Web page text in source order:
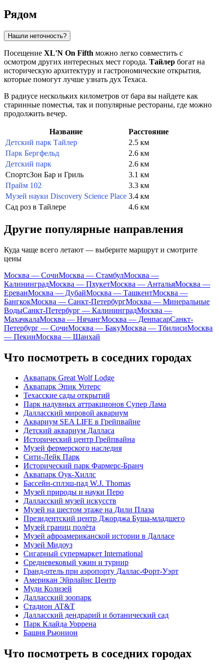
Рядом
Нашли неточность?
Посещение XL'N On Fifth можно легко совместить с
осмотром других интересных мест города. Тайлер богат на
историческую архитектуру и гастрономические открытия,
которые помогут лучше узнать дух Техаса.
В радиусе нескольких километров от бара вы найдете как
старинные поместья, так и популярные рестораны, где можно
продолжить вечер.
Название
Расстояние
Детский парк Тайлер
2.5 км
Парк Бергфельд
2.6 км
Детский парк
2.6 км
СпортсЗон Бар и Гриль
3.1 км
Прайм 102
3.3 км
Музей науки Discovery Science Place 3.4 км
Сад роз в Тайлере
4.6 км
Другие популярные направления
Куда чаще всего летают — выберите маршрут и смотрите
цены
Москва — СочиМосква — СтамбулМосква —
КалининградМосква — ПхукетМосква — АнтальяМосква —
ЕреванМосква — ДубайМосква — ТашкентМосква —
БангкокМосква — Санкт-ПетербургМосква — Минеральные
ВодыСанкт-Петербург — КалининградМосква —
МахачкалаМосква — НячангМосква — ДенпасарСанкт-
Петербург — СочиМосква — БакуМосква — ТбилисиМосква
— ПекинМосква — Шанхай
Что посмотреть в соседних городах
Аквапарк Great Wolf Lodge
Аквапарк Эпик Уотерс
Техасские сады открытий
Парк надувных аттракционов Супер Лама
Далласский мировой аквариум
Аквариум SEA LIFE в Грейпвайне
Детский аквариум Далласа
Исторический центр Грейпвайна
Музей фермерского наследия
Сити-Лейк Парк
Исторический парк Фармерс-Бранч
Аквапарк Оук-Хиллс
Бассейн-сплэш-пад W.J. Thomas
Музей природы и науки Перо
Далласский музей искусств
Музей на шестом этаже на Дили Плаза
Президентский центр Джорджа Буша-младшего
Музей границ полёта
Музей афроамериканской истории в Далласе
Музей Мидоуз
Сигарный супермаркет International
Средневековый ужин и турнир
Гранд-отель при аэропорту Даллас-Форт-Уэрт
Американ Эйрлайнс Центр
Муди Колизей
Далласский зоопарк
Стадион AT&T
Далласский дендрарий и ботанический сад
Парк Клайда Уоррена
Башня Рьюнион
Что посмотреть в соседних городах